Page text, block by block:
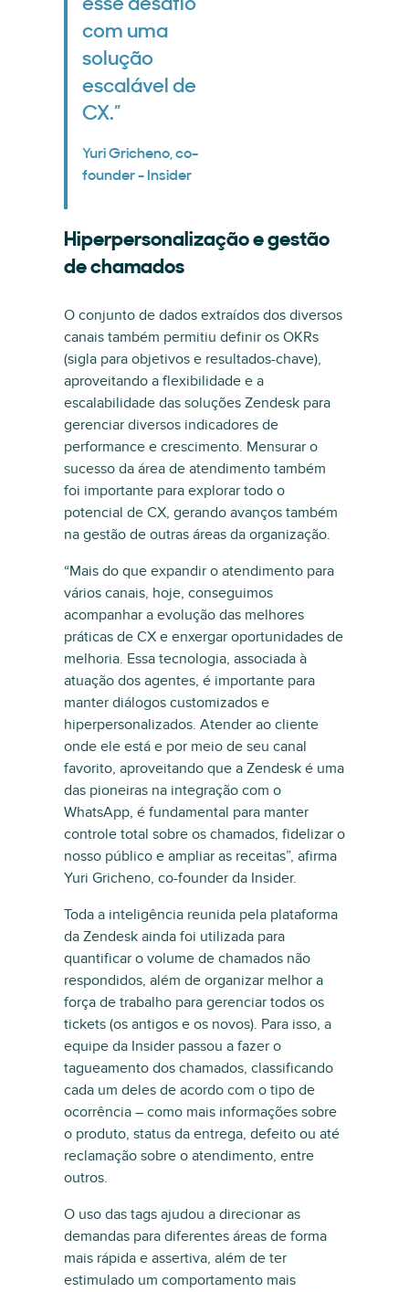
esse desafio
com uma
solução
escalável de
CX.”
Yuri Gricheno, co-
founder - Insider
Hiperpersonalização e gestão
de chamados
O conjunto de dados extraídos dos diversos
canais também permitiu definir os OKRs
(sigla para objetivos e resultados-chave),
aproveitando a flexibilidade e a
escalabilidade das soluções Zendesk para
gerenciar diversos indicadores de
performance e crescimento. Mensurar o
sucesso da área de atendimento também
foi importante para explorar todo o
potencial de CX, gerando avanços também
na gestão de outras áreas da organização.
“Mais do que expandir o atendimento para
vários canais, hoje, conseguimos
acompanhar a evolução das melhores
práticas de CX e enxergar oportunidades de
melhoria. Essa tecnologia, associada à
atuação dos agentes, é importante para
manter diálogos customizados e
hiperpersonalizados. Atender ao cliente
onde ele está e por meio de seu canal
favorito, aproveitando que a Zendesk é uma
das pioneiras na integração com o
WhatsApp, é fundamental para manter
controle total sobre os chamados, fidelizar o
nosso público e ampliar as receitas”, afirma
Yuri Gricheno, co-founder da Insider.
Toda a inteligência reunida pela plataforma
da Zendesk ainda foi utilizada para
quantificar o volume de chamados não
respondidos, além de organizar melhor a
força de trabalho para gerenciar todos os
tickets (os antigos e os novos). Para isso, a
equipe da Insider passou a fazer o
tagueamento dos chamados, classificando
cada um deles de acordo com o tipo de
ocorrência – como mais informações sobre
o produto, status da entrega, defeito ou até
reclamação sobre o atendimento, entre
outros.
O uso das tags ajudou a direcionar as
demandas para diferentes áreas de forma
mais rápida e assertiva, além de ter
estimulado um comportamento mais